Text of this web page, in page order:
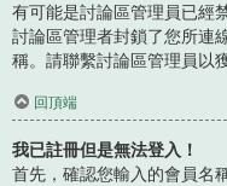
有可能是討論區管理員已經
討論區管理者封鎖了您所連
稱。請聯繫討論區管理員以
回頂端
我已註冊但是無法登入！
首先，確認您輸入的會員名